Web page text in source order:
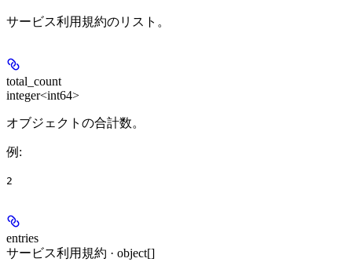
サービス利用規約のリスト。
total_count
integer<int64>
オブジェクトの合計数。
例 :
2
entries
サービス利用規約 · object[]